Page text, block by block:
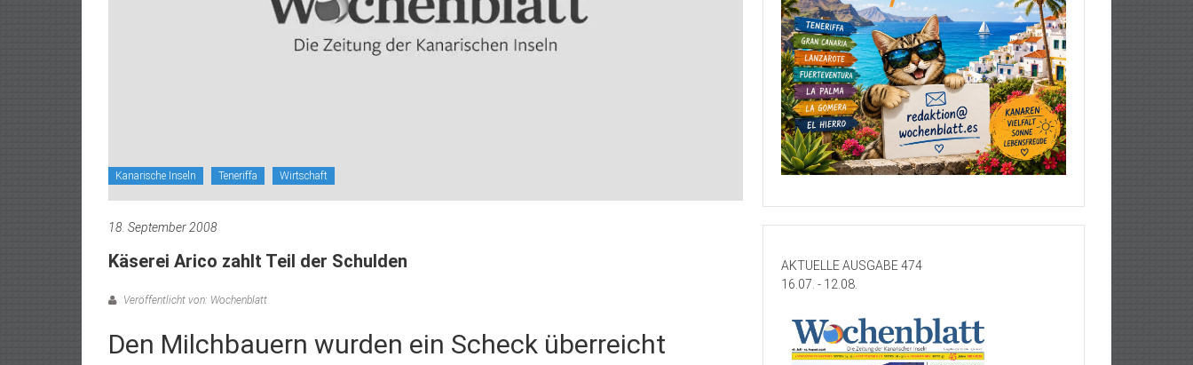
Kanarische Inseln Teneriffa Wirtschaft
18. September 2008
Käserei Arico zahlt Teil der Schulden
Veröffentlicht von: Wochenblatt
Den Milchbauern wurden ein Scheck überreicht
AKTUELLE AUSGABE 474
16.07. - 12.08.